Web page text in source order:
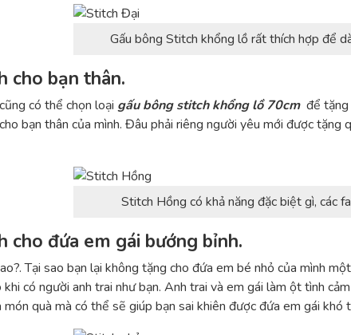
Gấu bông Stitch khổng lồ rất thích hợp để
cho bạn thân.
có thể chọn loại gấu bông stitch khổng lồ 70cm để tặng
bạn thân của mình. Đâu phải riêng người yêu mới được
Stitch Hồng có khả năng đặc biệt gì, các
cho đứa em gái bướng bỉnh.
Tại sao bạn lại không tặng cho đứa em bé nhỏ của mình
có người anh trai như bạn. Anh trai và em gái làm ột tình
quà mà có thể sẽ giúp bạn sai khiên được đứa em gái khó